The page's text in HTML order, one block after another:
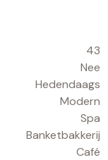
43
Nee
Hedendaags
Modern
Spa
Banketbakkerij
Café